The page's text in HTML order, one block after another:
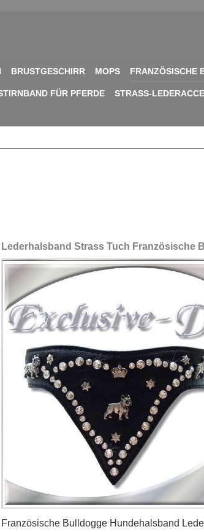
BRUSTGESCHIRR MOPS FRANZÖSISCHE
FÜR PFERDE STRASS-
Lederhalsband Strass Tuch Französische
Französische Bulldogge Hundehalsband